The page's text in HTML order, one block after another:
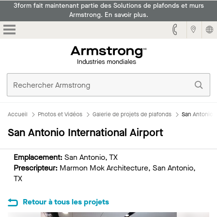
3form fait maintenant partie des Solutions de plafonds et murs
Armstrong. En savoir plus.
Accueil Photos et Vidéos Galerie de projets de plafonds San Antonio
San Antonio International Airport
Emplacement: San Antonio, TX
Prescripteur: Marmon Mok Architecture, San Antonio,
TX
Retour à tous les projets